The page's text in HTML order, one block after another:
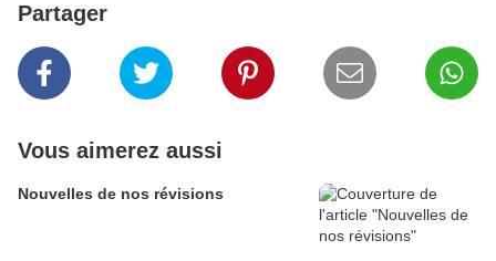
Partager
Vous aimerez aussi
Nouvelles de nos révisions